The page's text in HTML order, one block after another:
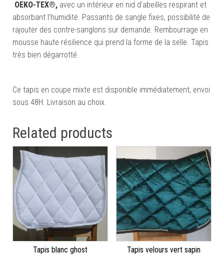
OEKO-TEX®, avec un intérieur en nid d’abeilles respirant et
absorbant l’humidité. Passants de sangle fixes, possibilité de
rajouter des contre-sanglons sur demande. Rembourrage en
mousse haute résilience qui prend la forme de la selle. Tapis
très bien dégarrotté.
Ce tapis en coupe mixte est disponible immédiatement, envoi
sous 48H. Livraison au choix.
Related products
Tapis blanc ghost Tapis velours vert sapin